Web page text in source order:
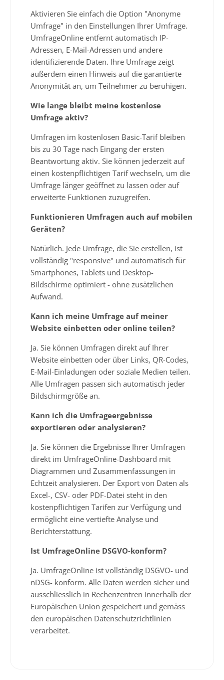
Aktivieren Sie einfach die Option "Anonyme
Umfrage" in den Einstellungen Ihrer Umfrage.
UmfrageOnline entfernt automatisch IP-
Adressen, E-Mail-Adressen und andere
identifizierende Daten. Ihre Umfrage zeigt
außerdem einen Hinweis auf die garantierte
Anonymität an, um Teilnehmer zu beruhigen.
Wie lange bleibt meine kostenlose
Umfrage aktiv?
Umfragen im kostenlosen Basic-Tarif bleiben
bis zu 30 Tage nach Eingang der ersten
Beantwortung aktiv. Sie können jederzeit auf
einen kostenpflichtigen Tarif wechseln, um die
Umfrage länger geöffnet zu lassen oder auf
erweiterte Funktionen zuzugreifen.
Funktionieren Umfragen auch auf mobilen
Geräten?
Natürlich. Jede Umfrage, die Sie erstellen, ist
vollständig "responsive" und automatisch für
Smartphones, Tablets und Desktop-
Bildschirme optimiert - ohne zusätzlichen
Aufwand.
Kann ich meine Umfrage auf meiner
Website einbetten oder online teilen?
Ja. Sie können Umfragen direkt auf Ihrer
Website einbetten oder über Links, QR-Codes,
E-Mail-Einladungen oder soziale Medien teilen.
Alle Umfragen passen sich automatisch jeder
Bildschirmgröße an.
Kann ich die Umfrageergebnisse
exportieren oder analysieren?
Ja. Sie können die Ergebnisse Ihrer Umfragen
direkt im UmfrageOnline-Dashboard mit
Diagrammen und Zusammenfassungen in
Echtzeit analysieren. Der Export von Daten als
Excel-, CSV- oder PDF-Datei steht in den
kostenpflichtigen Tarifen zur Verfügung und
ermöglicht eine vertiefte Analyse und
Berichterstattung.
Ist UmfrageOnline DSGVO-konform?
Ja. UmfrageOnline ist vollständig DSGVO- und
nDSG- konform. Alle Daten werden sicher und
ausschliesslich in Rechenzentren innerhalb der
Europäischen Union gespeichert und gemäss
den europäischen Datenschutzrichtlinien
verarbeitet.